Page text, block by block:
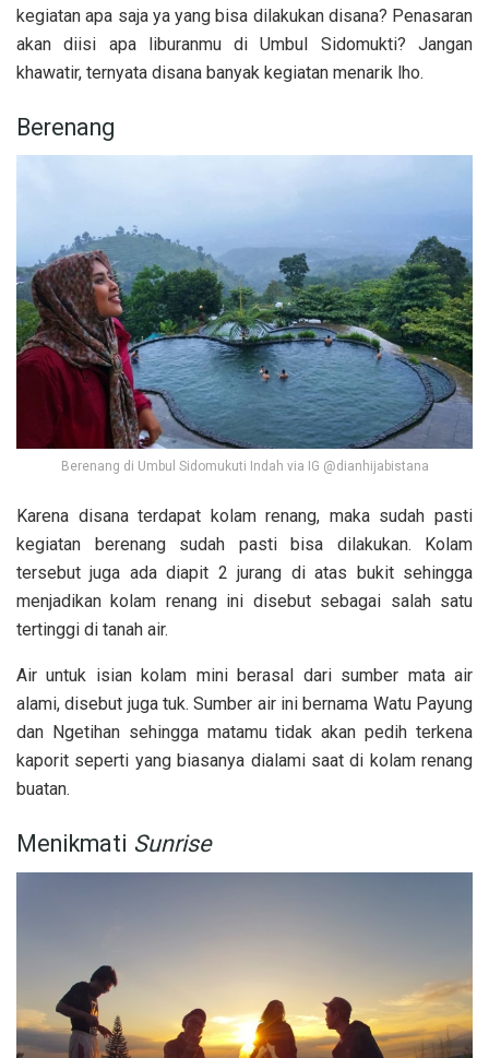
kegiatan apa saja ya yang bisa dilakukan disana? Penasaran
akan diisi apa liburanmu di Umbul Sidomukti? Jangan
khawatir, ternyata disana banyak kegiatan menarik lho.
Berenang
Berenang di Umbul Sidomukuti Indah via IG @dianhijabistana
Karena disana terdapat kolam renang, maka sudah pasti
kegiatan berenang sudah pasti bisa dilakukan. Kolam
tersebut juga ada diapit 2 jurang di atas bukit sehingga
menjadikan kolam renang ini disebut sebagai salah satu
tertinggi di tanah air.
Air untuk isian kolam mini berasal dari sumber mata air
alami, disebut juga tuk. Sumber air ini bernama Watu Payung
dan Ngetihan sehingga matamu tidak akan pedih terkena
kaporit seperti yang biasanya dialami saat di kolam renang
buatan.
Menikmati Sunrise